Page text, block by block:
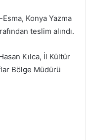
Konya Yazma
teslim alındı.
Kılca, İl Kültür
Bölge Müdürü